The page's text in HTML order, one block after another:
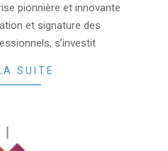
pionnière et innovante
et signature des
s’investit
SUITE